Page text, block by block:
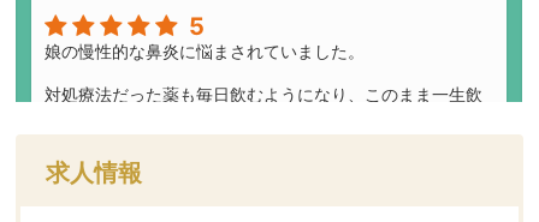
求人情報